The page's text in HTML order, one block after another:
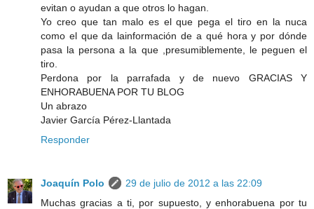
evitan o ayudan a que otros lo hagan.
Yo creo que tan malo es el que pega el tiro en la nuca
como el que da lainformación de a qué hora y por dónde
pasa la persona a la que ,presumiblemente, le peguen el
tiro.
Perdona por la parrafada y de nuevo GRACIAS Y
ENHORABUENA POR TU BLOG
Un abrazo
Javier García Pérez-Llantada
Responder
Joaquín Polo
29 de julio de 2012 a las 22:09
Muchas gracias a ti, por supuesto, y enhorabuena por tu